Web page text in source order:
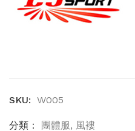
SKU: W005
分類： 團體服, 風褸